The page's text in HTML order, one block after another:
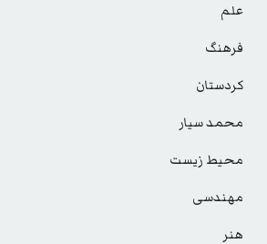
علم
فرهنگ
کردستان
محمد سیار
محیط زیست
مهندسی
هنر